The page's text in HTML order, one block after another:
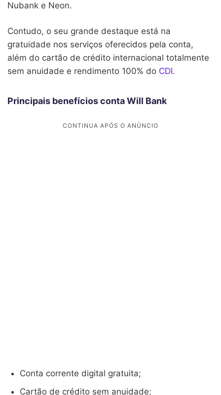
Nubank e Neon.
Contudo, o seu grande destaque está na
gratuidade nos serviços oferecidos pela conta,
além do cartão de crédito internacional totalmente
sem anuidade e rendimento 100% do CDI.
Principais benefícios conta Will Bank
Conta corrente digital gratuita;
Cartão de crédito sem anuidade;